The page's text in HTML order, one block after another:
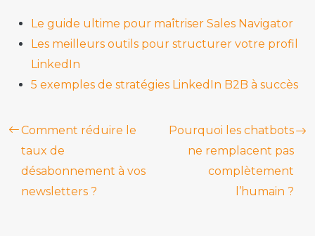
Le guide ultime pour maîtriser Sales Navigator
Les meilleurs outils pour structurer votre profil
LinkedIn
5 exemples de stratégies LinkedIn B2B à succès
Comment réduire le
taux de
désabonnement à vos
newsletters ?
Pourquoi les chatbots
ne remplacent pas
complètement
l’humain ?